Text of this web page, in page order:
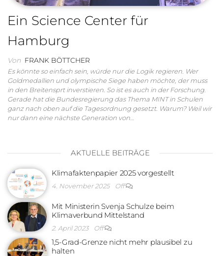
Ein Science Center für
Hamburg
Von FRANK BÖTTCHER
Es könnte so einfach sein, würde nur die Logik regieren. Wer
Goldmedallien und olympische Siege haben möchte, der muss
in den Breitensprt inverstieren. So ist es auch in der Forschung.
Gerade hat die Bundesregierung das Thema MINT in Schulen
ganz nach oben auf die Tagesordnung gesetzt. Warum? Weil wir
nur dann eine nächste Generation von…
AKTUELLE BEITRÄGE
Klimafaktenpapier 2025 vorgestellt
4. November 2025 Off
Mit Ministerin Svenja Schulze beim
Klimaverbund Mittelstand
2. April 2023 Off
1,5-Grad-Grenze nicht mehr plausibel zu
halten